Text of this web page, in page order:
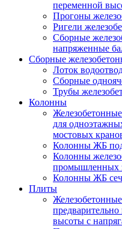
переменной
Прогоны
Ригели
Сборные
напряженные
Сборные
Лоток
Сборные
Трубы
Колонны
для
мостовых
Колонны ЖБ под
Колонны
промышленных
Колонны ЖБ
Плиты
высоты с